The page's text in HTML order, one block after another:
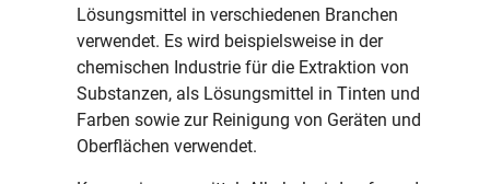
Lösungsmittel in verschiedenen Branchen
verwendet. Es wird beispielsweise in der
chemischen Industrie für die Extraktion von
Substanzen, als Lösungsmittel in Tinten und
Farben sowie zur Reinigung von Geräten und
Oberflächen verwendet.